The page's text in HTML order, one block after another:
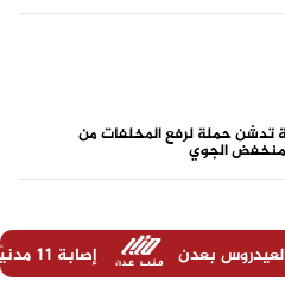
تدشن حملة لرفع المخلفات من
الجوي
إصابة 11 مدنيًا في هجوم حوثي على نجران السعودية